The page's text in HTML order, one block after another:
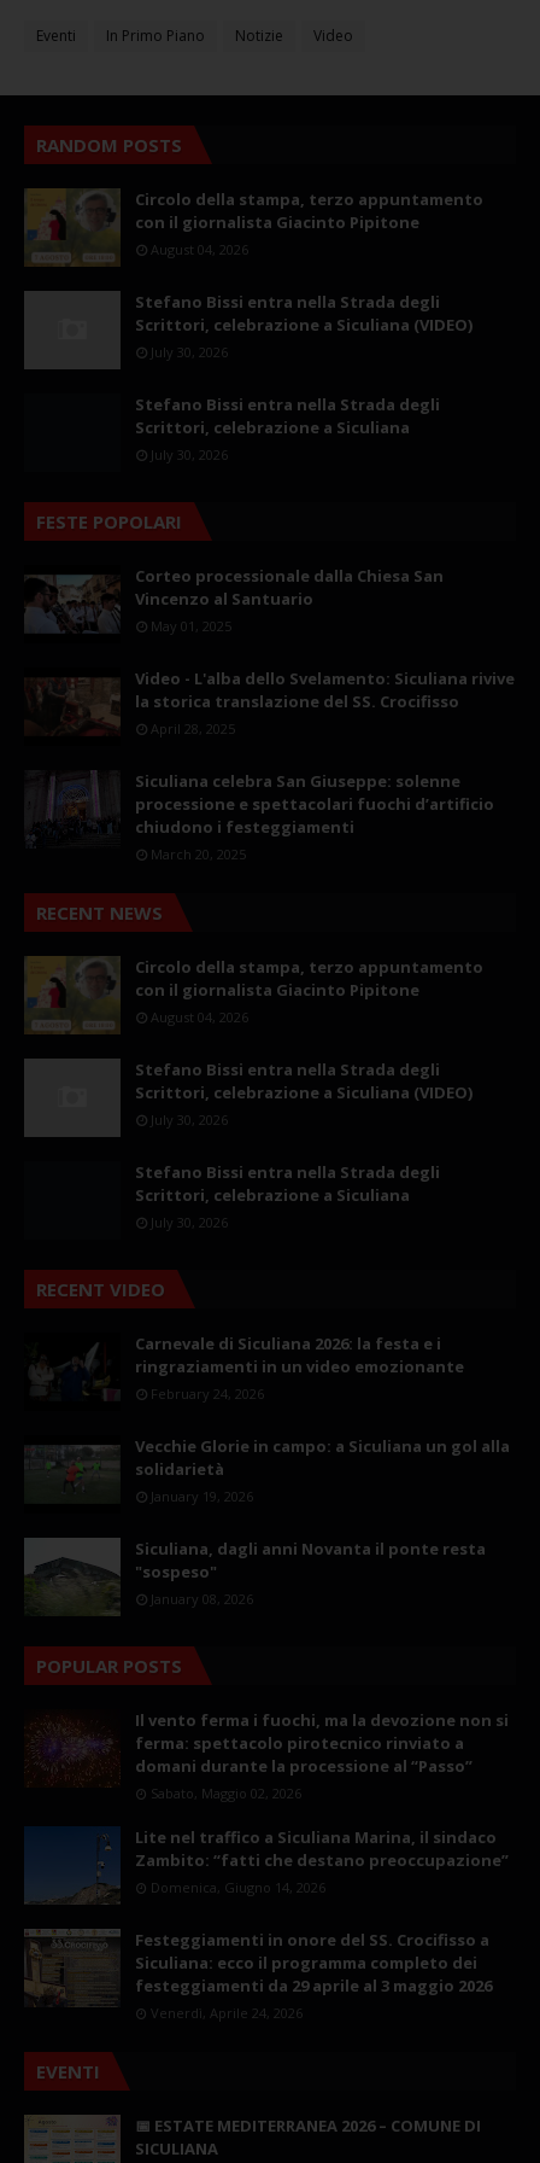
Eventi In Primo Piano Notizie Video
RANDOM POSTS
Circolo della stampa, terzo appuntamento
con il giornalista Giacinto Pipitone
August 04, 2026
Stefano Bissi entra nella Strada degli
Scrittori, celebrazione a Siculiana (VIDEO)
July 30, 2026
Stefano Bissi entra nella Strada degli
Scrittori, celebrazione a Siculiana
July 30, 2026
FESTE POPOLARI
Corteo processionale dalla Chiesa San
Vincenzo al Santuario
May 01, 2025
Video - L'alba dello Svelamento: Siculiana rivive
la storica translazione del SS. Crocifisso
April 28, 2025
Siculiana celebra San Giuseppe: solenne
processione e spettacolari fuochi d’artificio
chiudono i festeggiamenti
March 20, 2025
RECENT NEWS
Circolo della stampa, terzo appuntamento
con il giornalista Giacinto Pipitone
August 04, 2026
Stefano Bissi entra nella Strada degli
Scrittori, celebrazione a Siculiana (VIDEO)
July 30, 2026
Stefano Bissi entra nella Strada degli
Scrittori, celebrazione a Siculiana
July 30, 2026
RECENT VIDEO
Carnevale di Siculiana 2026: la festa e i
ringraziamenti in un video emozionante
February 24, 2026
Vecchie Glorie in campo: a Siculiana un gol alla
solidarietà
January 19, 2026
Siculiana, dagli anni Novanta il ponte resta
"sospeso"
January 08, 2026
POPULAR POSTS
Il vento ferma i fuochi, ma la devozione non si
ferma: spettacolo pirotecnico rinviato a
domani durante la processione al “Passo”
Sabato, Maggio 02, 2026
Lite nel traffico a Siculiana Marina, il sindaco
Zambito: “fatti che destano preoccupazione”
Domenica, Giugno 14, 2026
Festeggiamenti in onore del SS. Crocifisso a
Siculiana: ecco il programma completo dei
festeggiamenti da 29 aprile al 3 maggio 2026
Venerdì, Aprile 24, 2026
EVENTI
📅 ESTATE MEDITERRANEA 2026 – COMUNE DI
SICULIANA